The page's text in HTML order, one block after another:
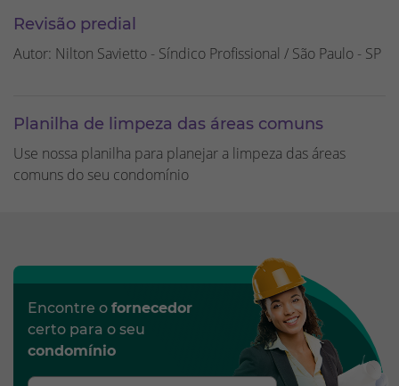
Revisão predial
Autor: Nilton Savietto - Síndico Profissional / São Paulo - SP
Planilha de limpeza das áreas comuns
Use nossa planilha para planejar a limpeza das áreas
comuns do seu condomínio
Encontre o fornecedor
certo para o seu
condomínio